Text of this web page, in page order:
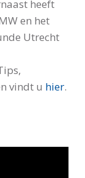
heeft
en het
Utrecht
vindt u hier.